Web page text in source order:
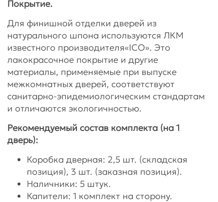
Покрытие.
Для финишной отделки дверей из
натурального шпона используются ЛКМ
известного производителя«ICO». Это
лакокрасочное покрытие и другие
материалы, применяемые при выпуске
межкомнатных дверей, соответствуют
санитарно-эпидемиологическим стандартам
и отличаются экологичностью.
Рекомендуемый состав комплекта (на 1
дверь):
Коробка дверная: 2,5 шт. (складская
позиция), 3 шт. (заказная позиция).
Наличники: 5 штук.
Капители: 1 комплект на сторону.